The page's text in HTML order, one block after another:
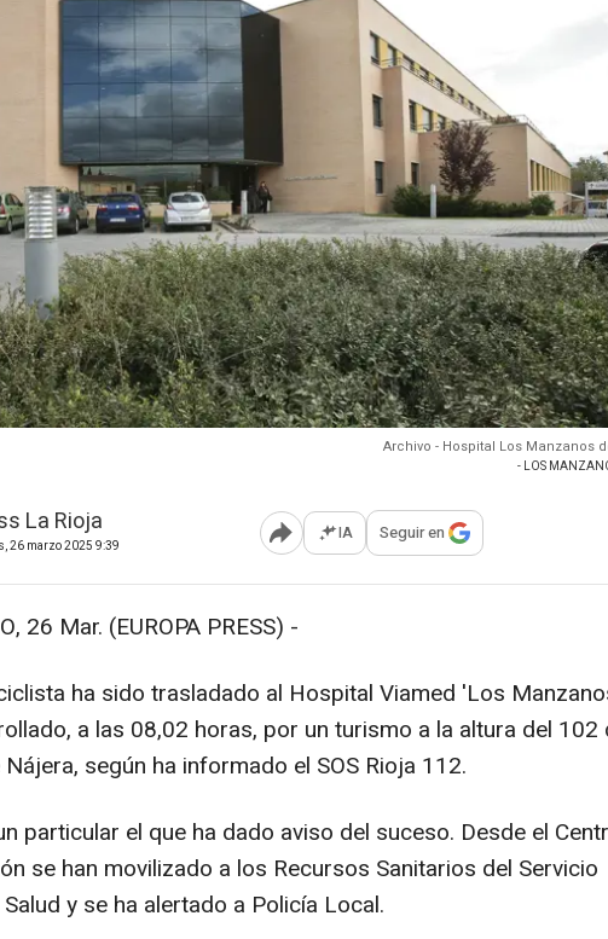
Archivo - Hospital Los Manzanos
- LOS
La Rioja
26 marzo 2025 9:39 Abrir opciones para compartir
IA Seguir en
26 Mar. (EUROPA PRESS) -
ha sido trasladado al Hospital Viamed 'Los
a las 08,02 horas, por un turismo a la altura del 102
según ha informado el SOS Rioja 112.
particular el que ha dado aviso del suceso. Desde el
se han movilizado a los Recursos Sanitarios del Servicio
y se ha alertado a Policía Local.